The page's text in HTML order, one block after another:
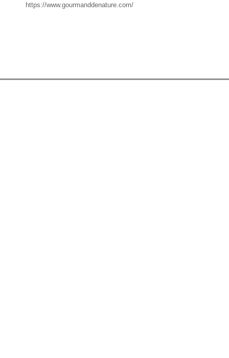
https://www.gourmanddenature.com/